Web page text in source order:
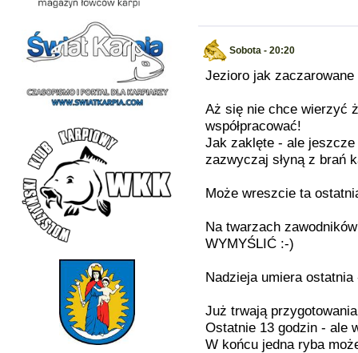
Sobota - 20:20
Jezioro jak
Aż się nie chce wierzyć
współpracować!
Jak zaklęte - ale
zazwyczaj słyną z brań
Może wreszcie ta
Na twarzach
WYMYŚLIĆ :-)
Nadzieja umiera
Już trwają
Ostatnie 13 godzin - ale
W końcu jedna ryba